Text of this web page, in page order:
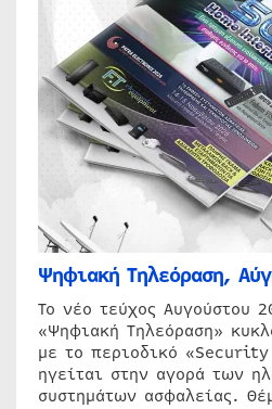
Ψηφιακή Τηλεόραση,
Το νέο τεύχος Αυγούστου
«Ψηφιακή Τηλεόραση»
με το περιοδικό
ηγείται στην αγορά των
συστημάτων ασφαλείας.